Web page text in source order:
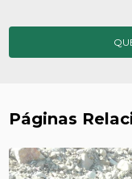
Páginas